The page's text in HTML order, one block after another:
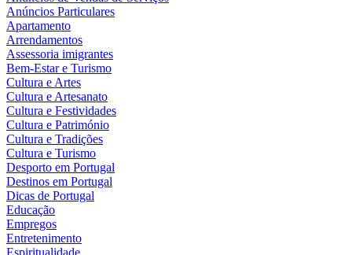
Anúncios Particulares
Apartamento
Arrendamentos
Assessoria imigrantes
Bem-Estar e Turismo
Cultura e Artes
Cultura e Artesanato
Cultura e Festividades
Cultura e Património
Cultura e Tradições
Cultura e Turismo
Desporto em Portugal
Destinos em Portugal
Dicas de Portugal
Educação
Empregos
Entretenimento